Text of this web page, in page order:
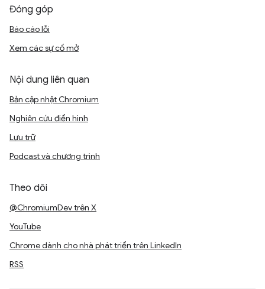
Đóng góp
Báo cáo lỗi
Xem các sự cố mở
Nội dung liên quan
Bản cập nhật Chromium
Nghiên cứu điển hình
Lưu trữ
Podcast và chương trình
Theo dõi
@ChromiumDev trên X
YouTube
Chrome dành cho nhà phát triển trên LinkedIn
RSS